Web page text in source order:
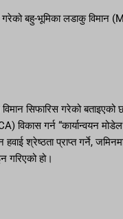
बहु-भूमिका लडाकु विमान
सिफारिस गरेको बताइएको
विकास गर्न “कार्यान्वयन
श्रेष्ठता प्राप्त गर्ने,
गरिएको हो।